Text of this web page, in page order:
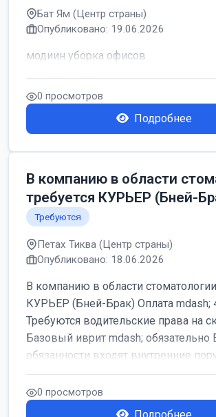
Бат Ям (Центр страны)
Опубликовано: 19.06.2026
модиин уборка офисов
0 просмотров
Подробнее
В компанию в области
требуется КУРЬЕР (Бней-
Требуются
Петах Тиква (Центр страны)
Опубликовано: 18.06.2026
В компанию в области стоматологии
КУРЬЕР (Бней-Брак) Оплата mdash;
Требуются водительские права на
Базовый иврит mdash; обязательно
обязанности входят внутренние
0 просмотров